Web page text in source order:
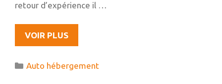
retour d’expérience il …
VOIR PLUSSYNCHRONISATION
D’UNE
LIST
Catégories
Auto hébergement